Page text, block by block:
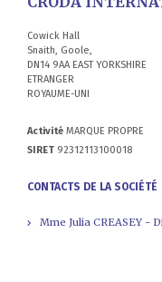
Cowick Hall
Snaith, Goole,
DN14 9AA EAST YORKSHIRE
ETRANGER
ROYAUME-UNI
Activité MARQUE PROPRE
SIRET 92312113100018
CONTACTS DE LA SOCIÉTÉ
Mme Julia CREASEY -